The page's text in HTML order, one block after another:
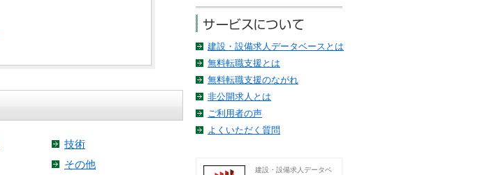
技術
その他
建設・設備求人データベースとは
無料転職支援とは
無料転職支援のながれ
非公開求人とは
ご利用者の声
よくいただく質問
建設・設備求人データベ